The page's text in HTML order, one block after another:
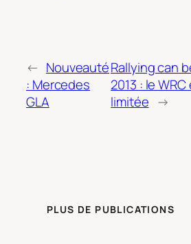
← Nouveauté
: Mercedes
GLA
Rallying can
2013 : le
limitée →
PLUS DE PUBLICATIONS